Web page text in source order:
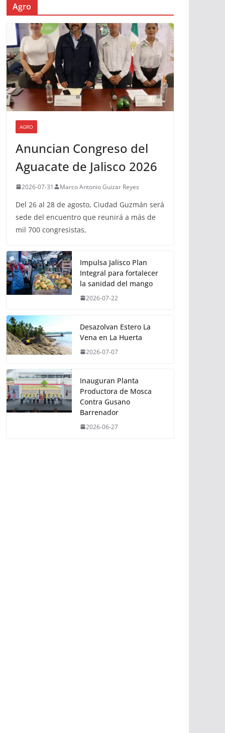
Agro
AGRO
Anuncian Congreso del
Aguacate de Jalisco 2026
2026-07-31 Marco Antonio Guizar Reyes
Del 26 al 28 de agosto, Ciudad Guzmán será
sede del encuentro que reunirá a más de
mil 700 congresistas,
Impulsa Jalisco Plan
Integral para fortalecer
la sanidad del mango
2026-07-22
Desazolvan Estero La
Vena en La Huerta
2026-07-07
Inauguran Planta
Productora de Mosca
Contra Gusano
Barrenador
2026-06-27